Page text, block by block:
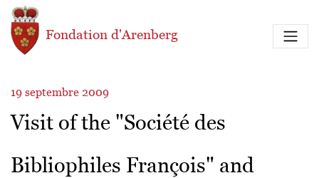
Aller au contenu principal
Fondation d'Arenberg
19 septembre 2009
Visit of the "Société des
Bibliophiles François" and